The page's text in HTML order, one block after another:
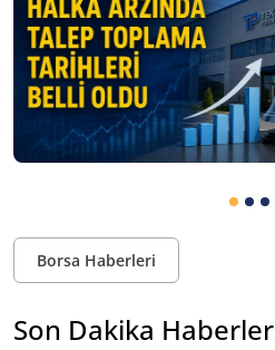
Borsa Haberleri
Son Dakika Haberler